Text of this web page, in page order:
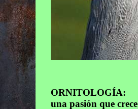
ORNITOLOGÍA:
una pasión que